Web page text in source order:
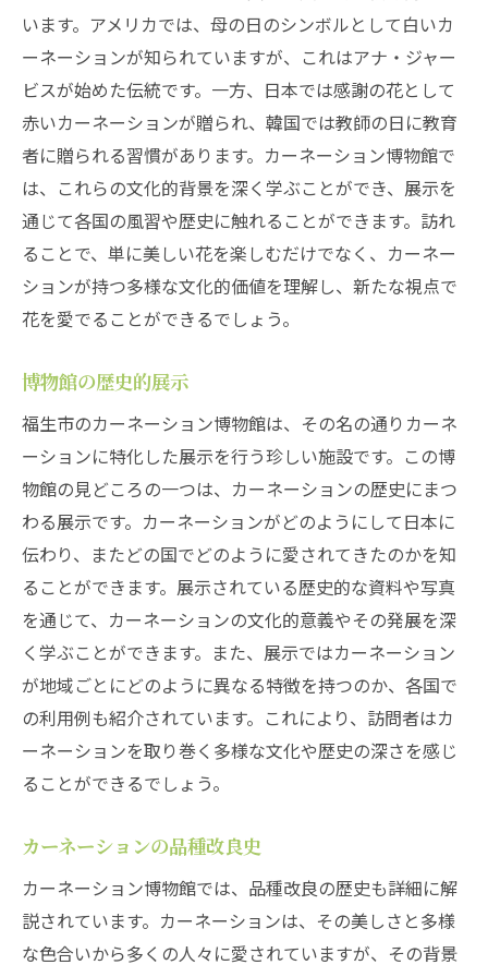
います。アメリカでは、母の日のシンボルとして白いカ
ーネーションが知られていますが、これはアナ・ジャー
ビスが始めた伝統です。一方、日本では感謝の花として
赤いカーネーションが贈られ、韓国では教師の日に教育
者に贈られる習慣があります。カーネーション博物館で
は、これらの文化的背景を深く学ぶことができ、展示を
通じて各国の風習や歴史に触れることができます。訪れ
ることで、単に美しい花を楽しむだけでなく、カーネー
ションが持つ多様な文化的価値を理解し、新たな視点で
花を愛でることができるでしょう。
博物館の歴史的展示
福生市のカーネーション博物館は、その名の通りカーネ
ーションに特化した展示を行う珍しい施設です。この博
物館の見どころの一つは、カーネーションの歴史にまつ
わる展示です。カーネーションがどのようにして日本に
伝わり、またどの国でどのように愛されてきたのかを知
ることができます。展示されている歴史的な資料や写真
を通じて、カーネーションの文化的意義やその発展を深
く学ぶことができます。また、展示ではカーネーション
が地域ごとにどのように異なる特徴を持つのか、各国で
の利用例も紹介されています。これにより、訪問者はカ
ーネーションを取り巻く多様な文化や歴史の深さを感じ
ることができるでしょう。
カーネーションの品種改良史
カーネーション博物館では、品種改良の歴史も詳細に解
説されています。カーネーションは、その美しさと多様
な色合いから多くの人々に愛されていますが、その背景